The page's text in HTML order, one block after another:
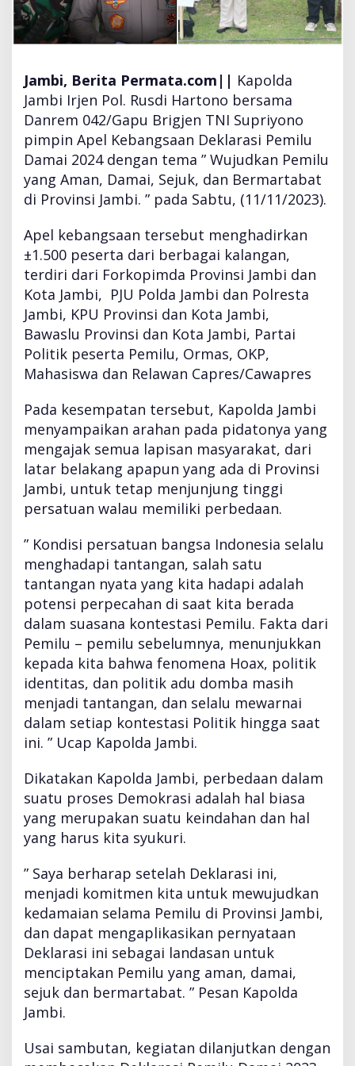
s
a
m
D
a
n
r
e
0
4
2
G
p
u
B
r
g
j
e
T
S
u
p
r
i
o
n
o
i
m
p
i
A
p
e
l
b
a
n
g
a
n
D
e
l
a
r
P
Jambi, Berita Permata.com|| Kapolda
Jambi Irjen Pol. Rusdi Hartono bersama
Danrem 042/Gapu Brigjen TNI Supriyono
pimpin Apel Kebangsaan Deklarasi Pemilu
Damai 2024 dengan tema ” Wujudkan Pemilu
yang Aman, Damai, Sejuk, dan Bermartabat
di Provinsi Jambi. ” pada Sabtu, (11/11/2023).
Apel kebangsaan tersebut menghadirkan
±1.500 peserta dari berbagai kalangan,
terdiri dari Forkopimda Provinsi Jambi dan
Kota Jambi, PJU Polda Jambi dan Polresta
Jambi, KPU Provinsi dan Kota Jambi,
Bawaslu Provinsi dan Kota Jambi, Partai
Politik peserta Pemilu, Ormas, OKP,
Mahasiswa dan Relawan Capres/Cawapres
Pada kesempatan tersebut, Kapolda Jambi
menyampaikan arahan pada pidatonya yang
mengajak semua lapisan masyarakat, dari
latar belakang apapun yang ada di Provinsi
Jambi, untuk tetap menjunjung tinggi
persatuan walau memiliki perbedaan.
” Kondisi persatuan bangsa Indonesia selalu
menghadapi tantangan, salah satu
tantangan nyata yang kita hadapi adalah
potensi perpecahan di saat kita berada
dalam suasana kontestasi Pemilu. Fakta dari
Pemilu – pemilu sebelumnya, menunjukkan
kepada kita bahwa fenomena Hoax, politik
identitas, dan politik adu domba masih
menjadi tantangan, dan selalu mewarnai
dalam setiap kontestasi Politik hingga saat
ini. ” Ucap Kapolda Jambi.
Dikatakan Kapolda Jambi, perbedaan dalam
suatu proses Demokrasi adalah hal biasa
yang merupakan suatu keindahan dan hal
yang harus kita syukuri.
” Saya berharap setelah Deklarasi ini,
menjadi komitmen kita untuk mewujudkan
kedamaian selama Pemilu di Provinsi Jambi,
dan dapat mengaplikasikan pernyataan
Deklarasi ini sebagai landasan untuk
menciptakan Pemilu yang aman, damai,
sejuk dan bermartabat. ” Pesan Kapolda
Jambi.
Usai sambutan, kegiatan dilanjutkan dengan